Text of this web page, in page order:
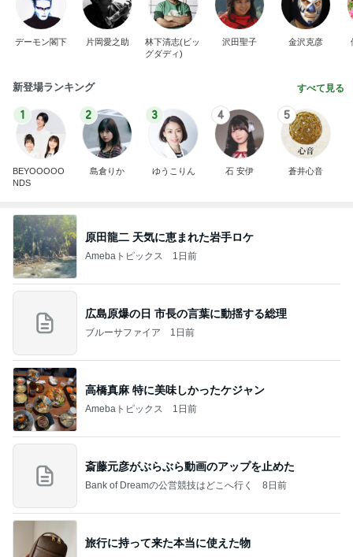
デーモン閣下 片岡愛之助
林下清志(ビッ
グダディ)
沢田聖子 金沢克彦
新登場ランキング すべて見る
1
BEYOOOOO
NDS
2
島倉りか
3
ゆうこりん
4
石 安伊
5
蒼井心音
原田龍二 天気に恵まれた岩手ロケ
Amebaトピックス 1日前
広島原爆の日 市長の言葉に動揺する総理
ブルーサファイア 1日前
高橋真麻 特に美味しかったケジャン
Amebaトピックス 1日前
斎藤元彦がぶらぶら動画のアップを止めた
Bank of Dreamの公営競技はどこへ行く 8日前
旅行に持って来た本当に使えた物